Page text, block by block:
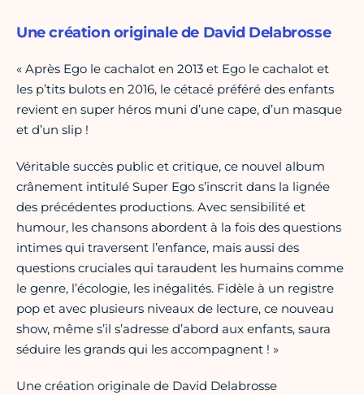
Une création originale de David Delabrosse
« Après Ego le cachalot en 2013 et Ego le cachalot et
les p’tits bulots en 2016, le cétacé préféré des enfants
revient en super héros muni d’une cape, d’un masque
et d’un slip !
Véritable succès public et critique, ce nouvel album
crânement intitulé Super Ego s’inscrit dans la lignée
des précédentes productions. Avec sensibilité et
humour, les chansons abordent à la fois des questions
intimes qui traversent l’enfance, mais aussi des
questions cruciales qui taraudent les humains comme
le genre, l’écologie, les inégalités. Fidèle à un registre
pop et avec plusieurs niveaux de lecture, ce nouveau
show, même s’il s’adresse d’abord aux enfants, saura
séduire les grands qui les accompagnent ! »
Une création originale de David Delabrosse